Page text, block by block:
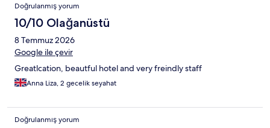
Doğrulanmış yorum
10/10 Olağanüstü
8 Temmuz 2026
Google ile çevir
Greatlcation, beautful hotel and very freindly staff
Anna Liza, 2 gecelik seyahat
Doğrulanmış yorum